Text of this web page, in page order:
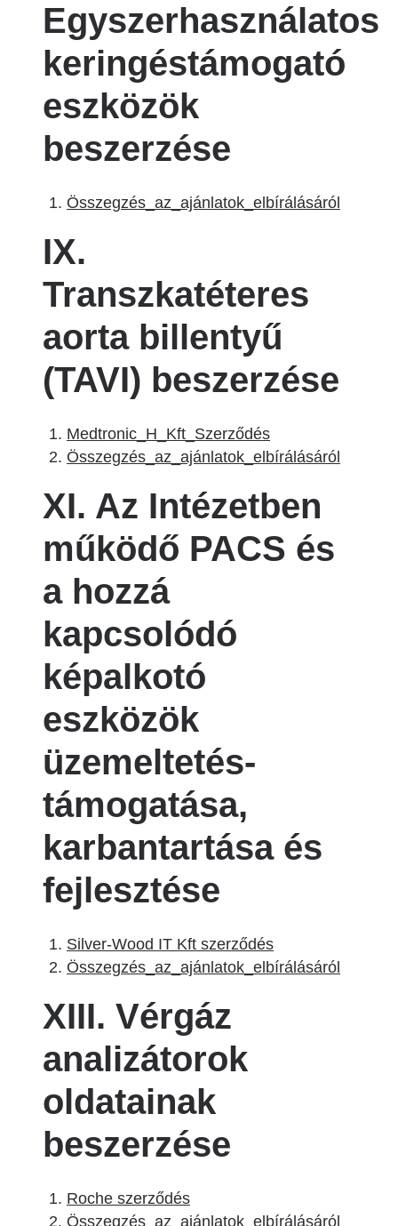
Egyszerhasználatos
keringéstámogató
eszközök
beszerzése
Összegzés_az_ajánlatok_elbírálásáról
IX.
Transzkatéteres
aorta billentyű
(TAVI) beszerzése
Medtronic_H_Kft_Szerződés
Összegzés_az_ajánlatok_elbírálásáról
XI. Az Intézetben
működő PACS és
a hozzá
kapcsolódó
képalkotó
eszközök
üzemeltetés-
támogatása,
karbantartása és
fejlesztése
Silver-Wood IT Kft szerződés
Összegzés_az_ajánlatok_elbírálásáról
XIII. Vérgáz
analizátorok
oldatainak
beszerzése
Roche szerződés
Összegzés_az_ajánlatok_elbírálásáról